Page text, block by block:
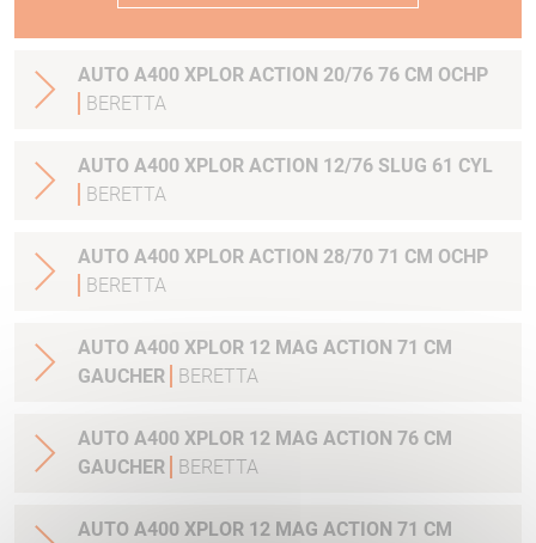
AUTO A400 XPLOR ACTION 20/76 76 CM OCHP
BERETTA
AUTO A400 XPLOR ACTION 12/76 SLUG 61 CYL
BERETTA
AUTO A400 XPLOR ACTION 28/70 71 CM OCHP
BERETTA
AUTO A400 XPLOR 12 MAG ACTION 71 CM
GAUCHER
BERETTA
AUTO A400 XPLOR 12 MAG ACTION 76 CM
GAUCHER
BERETTA
AUTO A400 XPLOR 12 MAG ACTION 71 CM